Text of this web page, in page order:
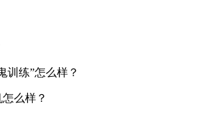
训练”怎么样？
么样？